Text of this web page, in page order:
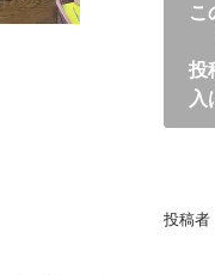
こ
投
入
投稿者